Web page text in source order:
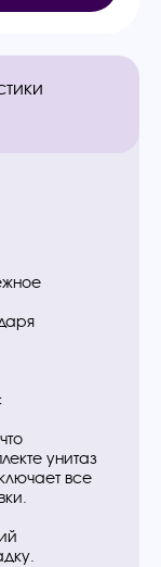
унитаз
все